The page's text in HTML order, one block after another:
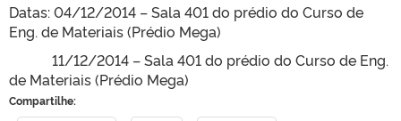
Datas: 04/12/2014 – Sala 401 do prédio do Curso de
Eng. de Materiais (Prédio Mega)
11/12/2014 – Sala 401 do prédio do Curso de Eng.
de Materiais (Prédio Mega)
Compartilhe: